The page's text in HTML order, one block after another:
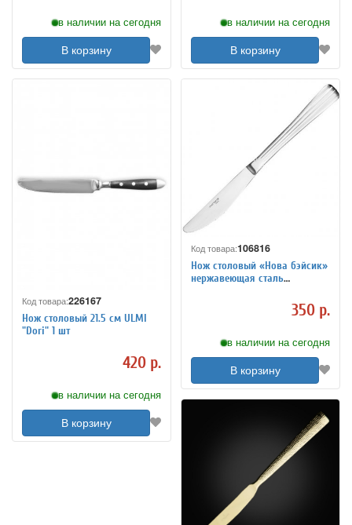
в наличии на сегодня
В корзину
в наличии на сегодня
В корзину
Код товара:226167
Нож столовый 21.5 cм ULMI
"Dori" 1 шт
420 р.
в наличии на сегодня
В корзину
Код товара:106816
Нож столовый «Нова бэйсик»
нержавеющая сталь
350 р.
в наличии на сегодня
В корзину